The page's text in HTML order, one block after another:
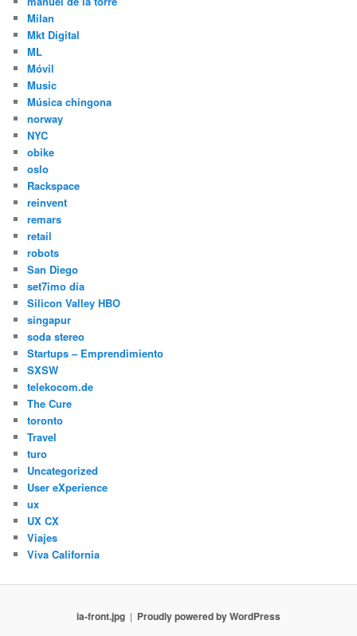
Milan
Mkt Digital
ML
Móvil
Music
Música chingona
norway
NYC
obike
oslo
Rackspace
reinvent
remars
retail
robots
San Diego
set7imo día
Silicon Valley HBO
singapur
soda stereo
Startups – Emprendimiento
SXSW
telekocom.de
The Cure
toronto
Travel
turo
Uncategorized
User eXperience
ux
UX CX
Viajes
Viva California
ia-front.jpg Proudly powered by WordPress